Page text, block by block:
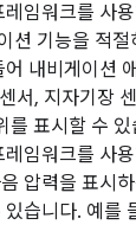
임워크를 사
션 기능을 적
내비게이션
서, 지자기장
를 표시할 수
임워크를 사
압력을 표시
습니다. 예를